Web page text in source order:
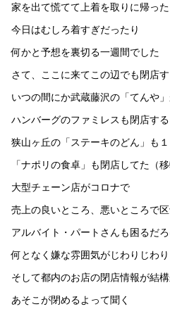
家を出て慌てて上着を取りに帰った
今日はむしろ着すぎだったり
何かと予想を裏切る一週間でした
さて、ここに来てこの辺でも閉店
いつの間にか武蔵藤沢の「てんや
ハンバーグのファミレスも閉店す
狭山ヶ丘の「ステーキのどん」も
「ナポリの食卓」も閉店してた（
大型チェーン店がコロナで
売上の良いところ、悪いところで
アルバイト・パートさんも困るだろ
何となく嫌な雰囲気がじわりじわ
そして都内のお店の閉店情報が結
あそこが閉めるよって聞く